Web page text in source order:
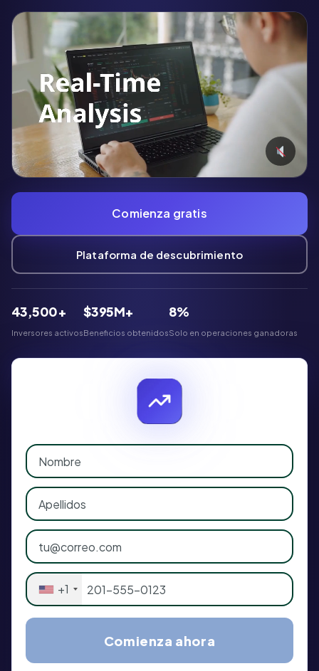
Comienza gratis
Plataforma de descubrimiento
43,500+
Inversores activos
$395M+
Beneficios obtenidos
8%
Solo en operaciones ganadoras
+1
Comienza ahora